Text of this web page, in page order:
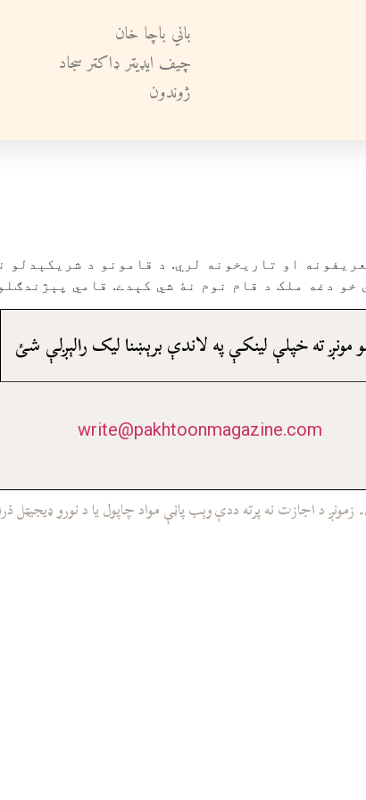
باني باچا خان
چيف ايډيټر ډاکټر سجاد
ژوندون
او تاريخونه لري. د قامونو د شريکېدلو
دغه ملک د قام نوم نۀ شي کېدے. قامي
مونږ ته خپلې لينکې په لاندې برېښنا ليک رالېږلې شئ
write@pakhtoonmagazine.com
د اجازت نه پرته ددې وېب پاڼې مواد چاپول يا د نورو ډيجيټل